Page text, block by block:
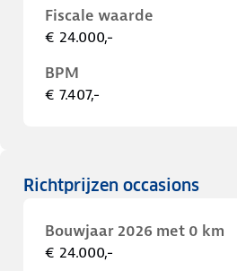
Fiscale waarde
€ 24.000,-
BPM
€ 7.407,-
Richtprijzen occasions
Bouwjaar 2026 met 0 km
€ 24.000,-